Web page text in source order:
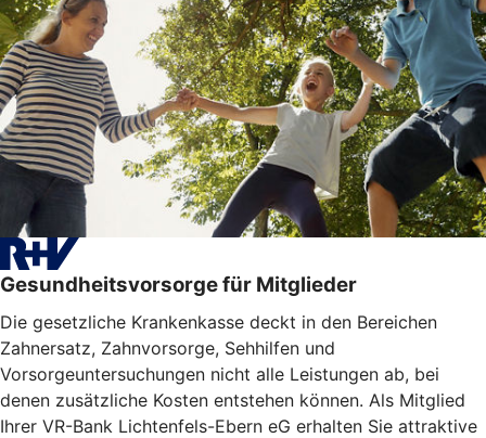
Gesundheitsvorsorge für Mitglieder
Die gesetzliche Krankenkasse deckt in den Bereichen
Zahnersatz, Zahnvorsorge, Sehhilfen und
Vorsorgeuntersuchungen nicht alle Leistungen ab, bei
denen zusätzliche Kosten entstehen können. Als Mitglied
Ihrer VR-Bank Lichtenfels-Ebern eG erhalten Sie attraktive